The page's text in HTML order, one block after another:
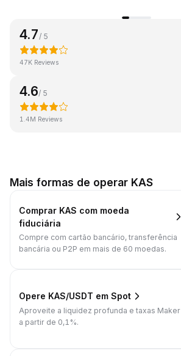
4.7 / 5
47K Reviews
4.6/ 5
1.4M Reviews
Mais formas de operar KAS
Comprar KAS com moeda
fiduciária
Compre com cartão bancário, transferência
bancária ou P2P em mais de 60 moedas.
Opere KAS/USDT em Spot
Aproveite a liquidez profunda e taxas Maker
a partir de 0,1%.